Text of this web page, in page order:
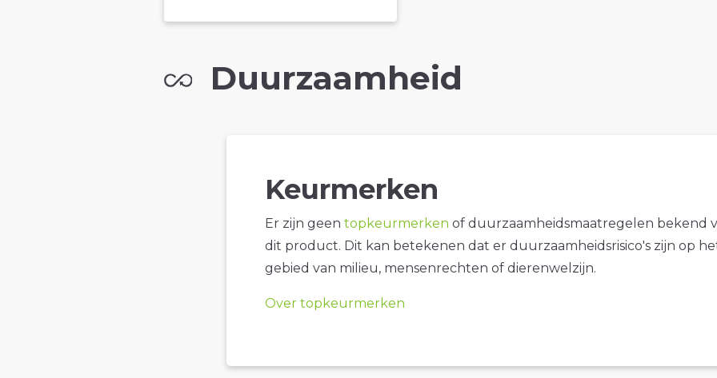
Duurzaamheid
Keurmerken
Er zijn geen topkeurmerken of duurzaamheidsmaatregelen bekend
dit product. Dit kan betekenen dat er duurzaamheidsrisico's zijn op
gebied van milieu, mensenrechten of dierenwelzijn.
Over topkeurmerken